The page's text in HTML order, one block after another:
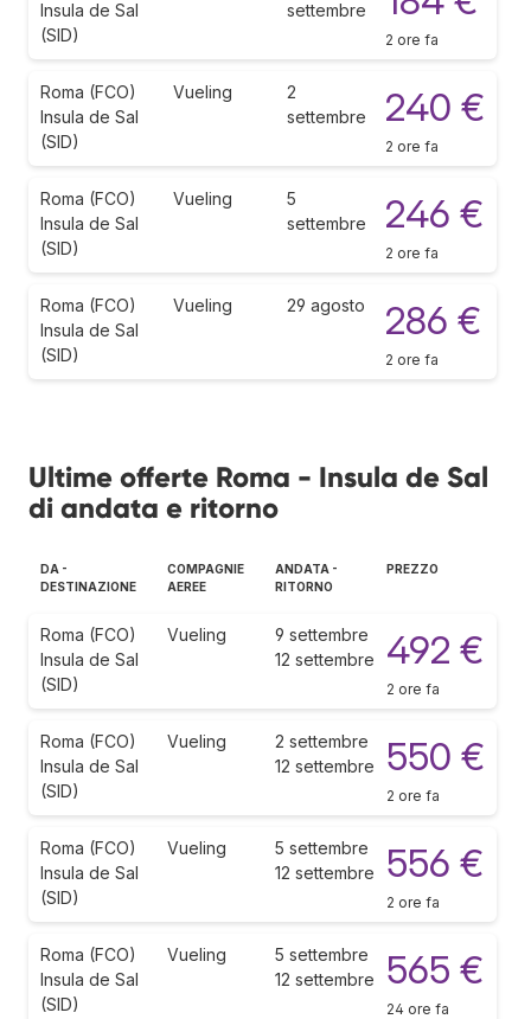
Insula de Sal
(SID)
settembre
2 ore fa
Roma (FCO)
Insula de Sal
(SID)
Vueling
2
settembre
240 €
2 ore fa
Roma (FCO)
Insula de Sal
(SID)
Vueling
5
settembre
246 €
2 ore fa
Roma (FCO)
Insula de Sal
(SID)
Vueling 29 agosto 286 €
2 ore fa
Ultime offerte Roma - Insula de Sal
di andata e ritorno
DA -
DESTINAZIONE
COMPAGNIE
AEREE
ANDATA -
RITORNO
PREZZO
Roma (FCO)
Insula de Sal
(SID)
Vueling
9 settembre
12 settembre
492 €
2 ore fa
Roma (FCO)
Insula de Sal
(SID)
Vueling
2 settembre
12 settembre
550 €
2 ore fa
Roma (FCO)
Insula de Sal
(SID)
Vueling
5 settembre
12 settembre
556 €
2 ore fa
Roma (FCO)
Insula de Sal
(SID)
Vueling
5 settembre
12 settembre
565 €
24 ore fa